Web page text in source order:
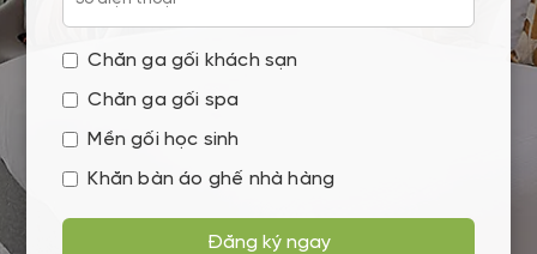
Chăn ga gối khách sạn
Chăn ga gối spa
Mền gối học sinh
Khăn bàn áo ghế nhà hàng
Đăng ký ngay